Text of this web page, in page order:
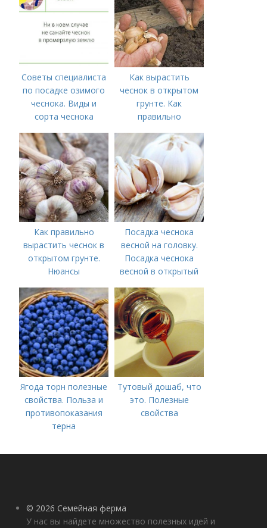
Советы специалиста
по посадке озимого
чеснока. Виды и
сорта чеснока
Как вырастить
чеснок в открытом
грунте. Как
правильно
открытом грунте
Как правильно
вырастить чеснок в
открытом грунте.
Нюансы
озимого чеснока
Посадка чеснока
весной на головку.
Посадка чеснока
весной в открытый
Ягода торн полезные
свойства. Польза и
противопоказания
терна
Тутовый дошаб, что
это. Полезные
свойства
© 2026 Семейная ферма
У нас вы найдете множество полезных идей и